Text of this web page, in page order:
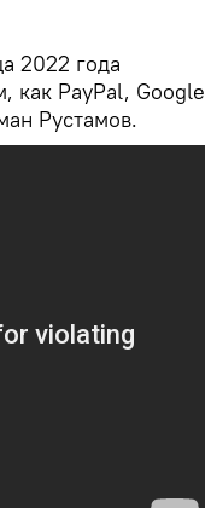
2022 года
как PayPal, Google
Рустамов.